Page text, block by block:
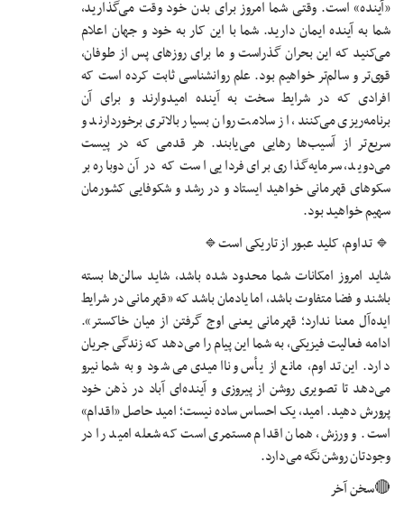
«آینده» است. وقتی شما امروز برای بدن خود وقت می‌گذارید،
شما به آینده ایمان دارید. شما با این کار به خود و جهان اعلام
می‌کنید که این بحران گذراست و ما برای روزهای پس از طوفان،
قوی‌تر و سالم‌تر خواهیم بود. علم روانشناسی ثابت کرده است که
افرادی که در شرایط سخت به آینده امیدوارند و برای آن
برنامه‌ریزی می‌کنند، از سلامت روان بسیار بالاتری برخوردارند و
سریع‌تر از آسیب‌ها رهایی می‌یابند. هر قدمی که در پیست
می‌دوید، سرمایه‌گذاری برای فردایی است که در آن دوباره بر
سکوهای قهرمانی خواهید ایستاد و در رشد و شکوفایی کشورمان
سهیم خواهید بود.
🔹️ تداوم، کلید عبور از تاریکی است🔹️
شاید امروز امکانات شما محدود شده باشد، شاید سالن‌ها بسته
باشند و فضا متفاوت باشد، اما یادمان باشد که «قهرمانی در شرایط
ایده‌آل معنا ندارد؛ قهرمانی یعنی اوج گرفتن از میان خاکستر».
ادامه فعالیت فیزیکی، به شما این پیام را می‌دهد که زندگی جریان
دارد. این تداوم، مانع از یأس و ناامیدی می‌شود و به شما نیرو
می‌دهد تا تصویری روشن از پیروزی و آینده‌ای آباد در ذهن خود
پرورش دهید. امید، یک احساس ساده نیست؛ امید حاصل «اقدام»
است. و ورزش، همان اقدام مستمری است که شعله امید را در
وجودتان روشن نگه می‌دارد.
🔴سخن آخر